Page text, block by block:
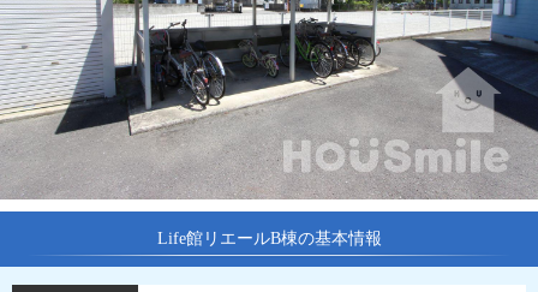
Life館リエールB棟の基本情報